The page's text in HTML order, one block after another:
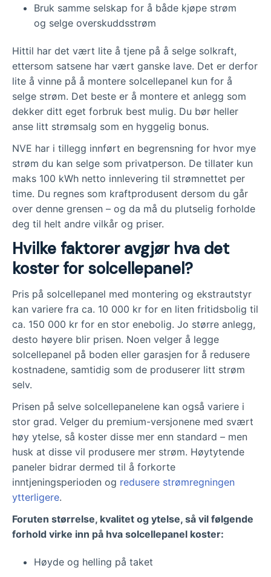
Bruk samme selskap for å både kjøpe strøm
og selge overskuddsstrøm
Hittil har det vært lite å tjene på å selge solkraft,
ettersom satsene har vært ganske lave. Det er derfor
lite å vinne på å montere solcellepanel kun for å
selge strøm. Det beste er å montere et anlegg som
dekker ditt eget forbruk best mulig. Du bør heller
anse litt strømsalg som en hyggelig bonus.
NVE har i tillegg innført en begrensning for hvor mye
strøm du kan selge som privatperson. De tillater kun
maks 100 kWh netto innlevering til strømnettet per
time. Du regnes som kraftprodusent dersom du går
over denne grensen – og da må du plutselig forholde
deg til helt andre vilkår og priser.
Hvilke faktorer avgjør hva det
koster for solcellepanel?
Pris på solcellepanel med montering og ekstrautstyr
kan variere fra ca. 10 000 kr for en liten fritidsbolig til
ca. 150 000 kr for en stor enebolig. Jo større anlegg,
desto høyere blir prisen. Noen velger å legge
solcellepanel på boden eller garasjen for å redusere
kostnadene, samtidig som de produserer litt strøm
selv.
Prisen på selve solcellepanelene kan også variere i
stor grad. Velger du premium-versjonene med svært
høy ytelse, så koster disse mer enn standard – men
husk at disse vil produsere mer strøm. Høytytende
paneler bidrar dermed til å forkorte
inntjeningsperioden og redusere strømregningen
ytterligere.
Foruten størrelse, kvalitet og ytelse, så vil følgende
forhold virke inn på hva solcellepanel koster:
Høyde og helling på taket